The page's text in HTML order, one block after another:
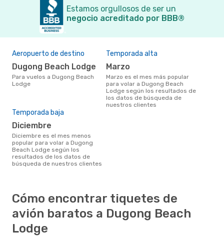
Estamos orgullosos de ser un
negocio acreditado por BBB®
Aeropuerto de destino
Dugong Beach Lodge
Para vuelos a Dugong Beach
Lodge
Temporada alta
marzo
marzo es el mes más popular
para volar a Dugong Beach
Lodge según los resultados de
los datos de búsqueda de
nuestros clientes
Temporada baja
diciembre
diciembre es el mes menos
popular para volar a Dugong
Beach Lodge según los
resultados de los datos de
búsqueda de nuestros clientes
Cómo encontrar tiquetes de
avión baratos a Dugong Beach
Lodge